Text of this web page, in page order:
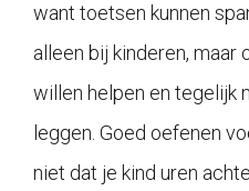
want toetsen kunnen
alleen bij kinderen, maar
willen helpen en tegelijk
leggen. Goed oefenen
niet dat je kind uren